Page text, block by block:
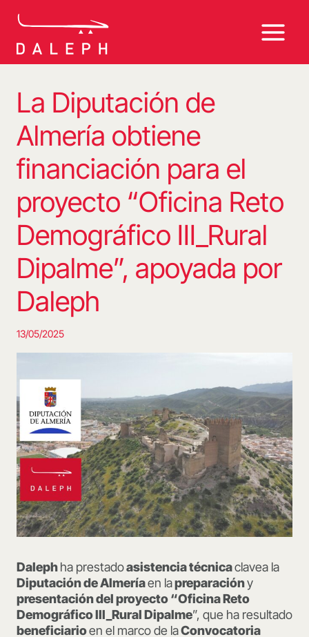
La Diputación de
Almería obtiene
financiación para el
proyecto “Oficina Reto
Demográfico III_Rural
Dipalme”, apoyada por
Daleph
13/05/2025
Dalephha prestadoasistencia técnicaclavea la
Diputación de Almeríaen lapreparacióny
presentación del proyecto “Oficina Reto
Demográfico III_Rural Dipalme”, que ha resultado
beneficiarioen el marco de laConvocatoria